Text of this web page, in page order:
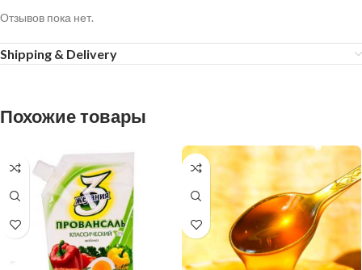
Отзывов пока нет.
Shipping & Delivery
Похожие товары